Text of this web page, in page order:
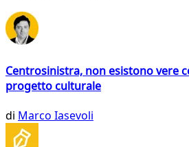
Centrosinistra, non esistono vere
progetto culturale
di Marco Iasevoli